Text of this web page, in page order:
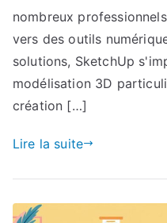
nombreux
vers des outils
solutions, SketchUp
modélisation 3D
création […]
Lire la suite